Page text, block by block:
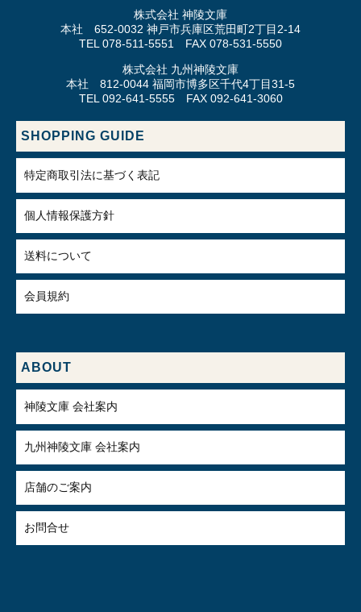
株式会社 神陵文庫
本社 652-0032 神戸市兵庫区荒田町2丁目2-14
TEL 078-511-5551 FAX 078-531-5550
株式会社 九州神陵文庫
本社 812-0044 福岡市博多区千代4丁目31-5
TEL 092-641-5555 FAX 092-641-3060
SHOPPING GUIDE
特定商取引法に基づく表記
個人情報保護方針
送料について
会員規約
ABOUT
神陵文庫 会社案内
九州神陵文庫 会社案内
店舗のご案内
お問合せ